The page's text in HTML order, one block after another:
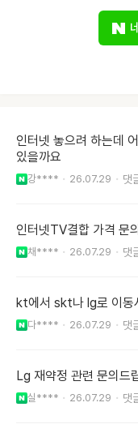
인터넷 놓으려 하는데
있을까요
강**** 26.07.29
인터넷TV결합 가격 문의
채**** 26.07.29
kt에서 skt나 lg로 이동
다**** 26.07.29
Lg 재약정 관련 문의드
실**** 26.07.29